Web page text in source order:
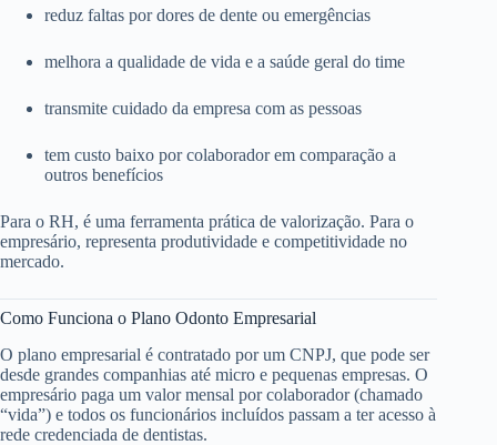
reduz faltas por dores de dente ou emergências
melhora a qualidade de vida e a saúde geral do time
transmite cuidado da empresa com as pessoas
tem custo baixo por colaborador em comparação a
outros benefícios
Para o RH, é uma ferramenta prática de valorização. Para o
empresário, representa produtividade e competitividade no
mercado.
Como Funciona o Plano Odonto Empresarial
O plano empresarial é contratado por um CNPJ, que pode ser
desde grandes companhias até micro e pequenas empresas. O
empresário paga um valor mensal por colaborador (chamado
“vida”) e todos os funcionários incluídos passam a ter acesso à
rede credenciada de dentistas.